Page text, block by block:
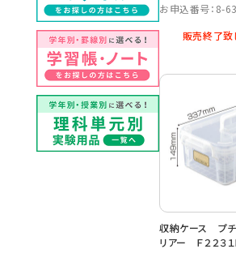
お申込番号：8-
販売終了致
収納ケース プチ
リアー Ｆ２２３１